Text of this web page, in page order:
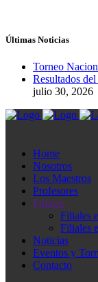
Últimas Noticias
Torneo
Resultados
julio 30, 2026
Home
Nosotros
Los Maestros
Profesores
Filiales
Filiales
Filiales
Noticias
Eventos y
Contacto